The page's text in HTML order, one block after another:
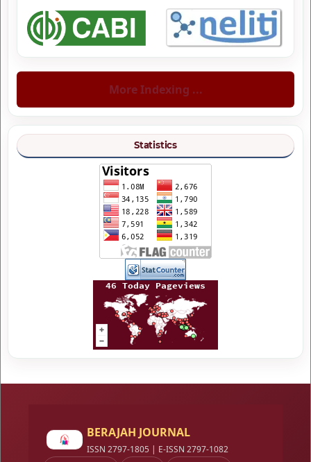
More Indexing ...
Statistics
BERAJAH JOURNAL
ISSN 2797-1805 | E-ISSN 2797-1082